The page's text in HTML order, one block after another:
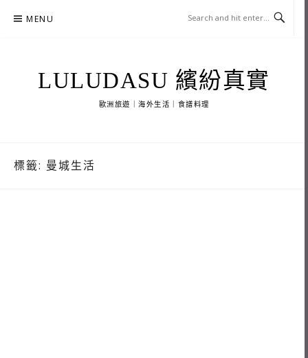
MENU
LULUDASU 繽紛真實
歐洲旅遊｜海外生活｜食譜料理
標籤: 曼城生活